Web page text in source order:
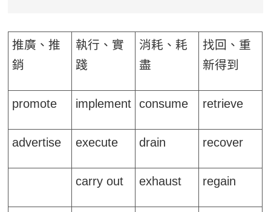
推廣、推
銷
執行、實
踐
消耗、耗
盡
找回、重
新得到
promote implement consume retrieve
advertise execute drain recover
carry out exhaust regain